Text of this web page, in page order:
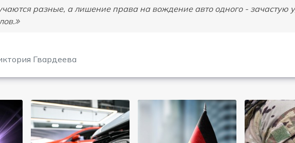
разные, а лишение права на вождение авто одного - зачастую
Гвардеева